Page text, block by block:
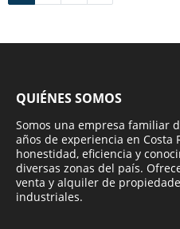
QUIÉNES SOMOS
Somos una empresa familiar
años de experiencia en Costa
honestidad, eficiencia y
diversas zonas del país.
venta y alquiler de
industriales.